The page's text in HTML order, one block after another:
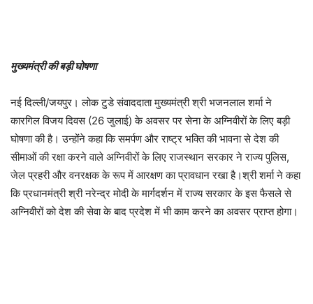
मुख्यमंत्री की बड़ी घोषणा
नई दिल्ली/जयपुर। लोक टुडे संवाददाता मुख्यमंत्री श्री भजनलाल शर्मा ने
कारगिल विजय दिवस (26 जुलाई) के अवसर पर सेना के अग्निवीरों के लिए बड़ी
घोषणा की है। उन्होंने कहा कि समर्पण और राष्ट्र भक्ति की भावना से देश की
सीमाओं की रक्षा करने वाले अग्निवीरों के लिए राजस्थान सरकार ने राज्य पुलिस,
जेल प्रहरी और वनरक्षक के रूप में आरक्षण का प्रावधान रखा है।श्री शर्मा ने कहा
कि प्रधानमंत्री श्री नरेन्द्र मोदी के मार्गदर्शन में राज्य सरकार के इस फैसले से
अग्निवीरों को देश की सेवा के बाद प्रदेश में भी काम करने का अवसर प्राप्त होगा।